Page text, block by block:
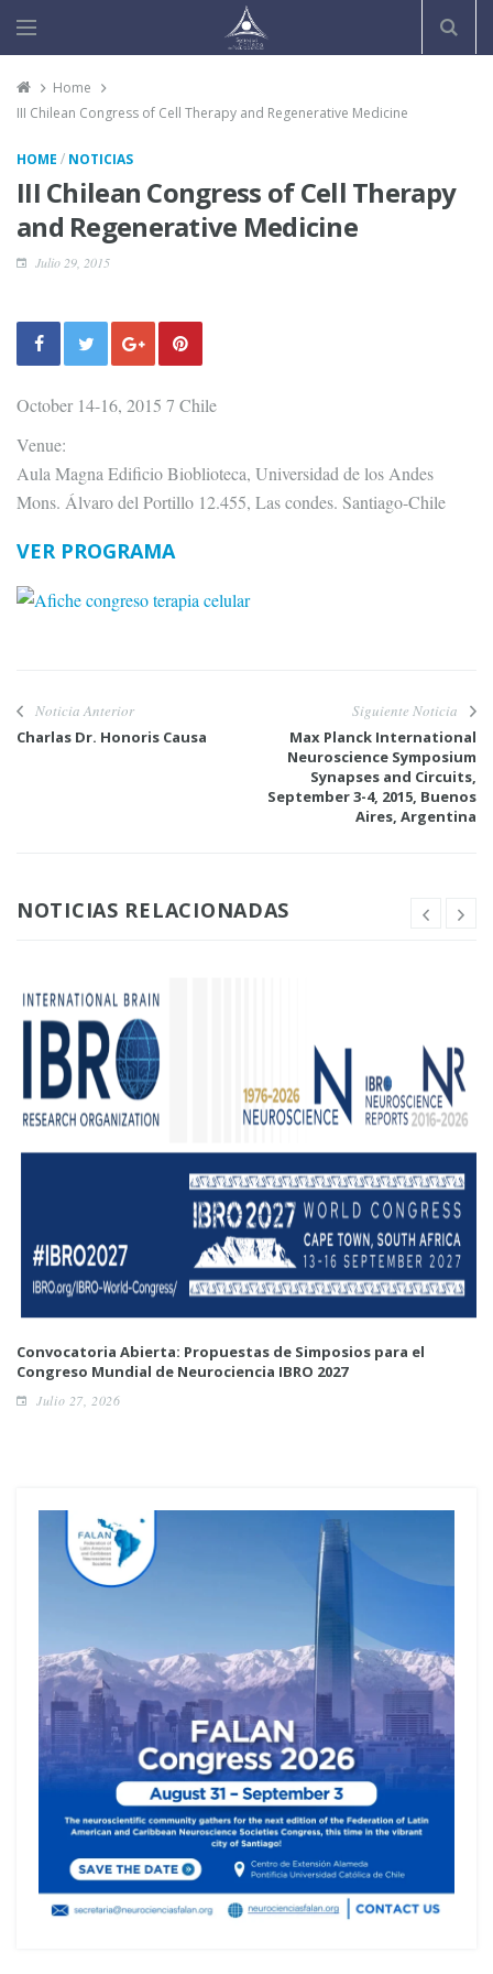
Home
III Chilean Congress of Cell Therapy and Regenerative Medicine
HOME / NOTICIAS
III Chilean Congress of Cell Therapy
and Regenerative Medicine
Julio 29, 2015
October 14-16, 2015 7 Chile
Venue:
Aula Magna Edificio Bioblioteca, Universidad de los Andes
Mons. Álvaro del Portillo 12.455, Las condes. Santiago-Chile
VER PROGRAMA
Noticia Anterior
Charlas Dr. Honoris Causa
Siguiente Noticia
Max Planck International
Neuroscience Symposium
Synapses and Circuits,
September 3-4, 2015, Buenos
Aires, Argentina
NOTICIAS RELACIONADAS
Convocatoria Abierta: Propuestas de Simposios para el
Congreso Mundial de Neurociencia IBRO 2027
Julio 27, 2026